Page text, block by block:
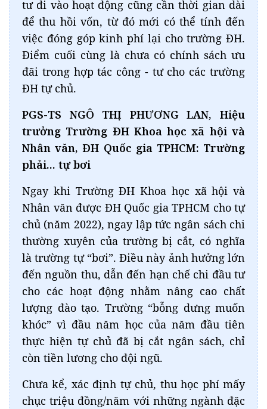
tư đi vào hoạt động cũng cần thời gian dài
để thu hồi vốn, từ đó mới có thể tính đến
việc đóng góp kinh phí lại cho trường ĐH.
Điểm cuối cùng là chưa có chính sách ưu
đãi trong hợp tác công - tư cho các trường
ĐH tự chủ.
PGS-TS NGÔ THỊ PHƯƠNG LAN, Hiệu
trưởng Trường ĐH Khoa học xã hội và
Nhân văn, ĐH Quốc gia TPHCM: Trường
phải... tự bơi
Ngay khi Trường ĐH Khoa học xã hội và
Nhân văn được ĐH Quốc gia TPHCM cho tự
chủ (năm 2022), ngay lập tức ngân sách chi
thường xuyên của trường bị cắt, có nghĩa
là trường tự “bơi”. Điều này ảnh hưởng lớn
đến nguồn thu, dẫn đến hạn chế chi đầu tư
cho các hoạt động nhằm nâng cao chất
lượng đào tạo. Trường “bỗng dưng muốn
khóc” vì đầu năm học của năm đầu tiên
thực hiện tự chủ đã bị cắt ngân sách, chỉ
còn tiền lương cho đội ngũ.
Chưa kể, xác định tự chủ, thu học phí mấy
chục triệu đồng/năm với những ngành đặc